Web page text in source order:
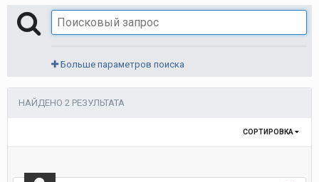
Больше параметров поиска
НАЙДЕНО 2 РЕЗУЛЬТАТА
СОРТИРОВКА